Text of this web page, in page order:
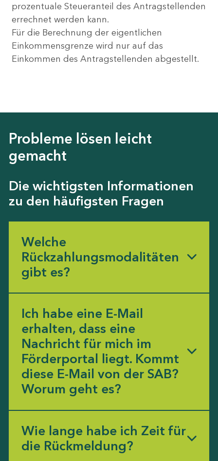
prozentuale Steueranteil des Antragstellenden
errechnet werden kann.
Für die Berechnung der eigentlichen
Einkommensgrenze wird nur auf das
Einkommen des Antragstellenden abgestellt.
Probleme lösen leicht
gemacht
Die wichtigsten Informationen
zu den häufigsten Fragen
Welche
Rückzahlungsmodalitäten
gibt es?
Ich habe eine E-Mail
erhalten, dass eine
Nachricht für mich im
Förderportal liegt. Kommt
diese E-Mail von der SAB?
Worum geht es?
Wie lange habe ich Zeit für
die Rückmeldung?